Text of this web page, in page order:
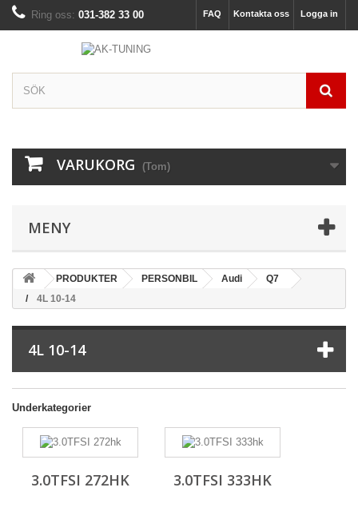
Logga in
Kontakta oss
FAQ
Ring oss: 031-382 33 00
VARUKORG (Tom)
MENY
PRODUKTER PERSONBIL Audi
Q7
4L 10-14
4L 10-14
Underkategorier
3.0TFSI 272HK 3.0TFSI 333HK